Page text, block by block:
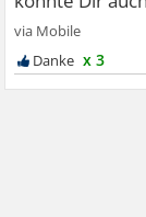
x 3